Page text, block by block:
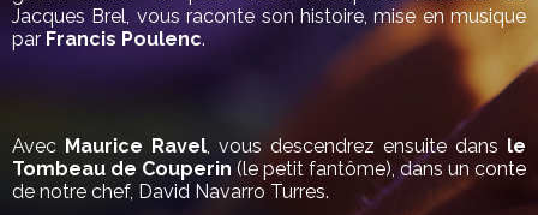
Jacques Brel, vous raconte son histoire, mise en musique
par Francis Poulenc.
Avec Maurice Ravel, vous descendrez ensuite dans le
Tombeau de Couperin (le petit fantôme), dans un conte
de notre chef, David Navarro Turres.